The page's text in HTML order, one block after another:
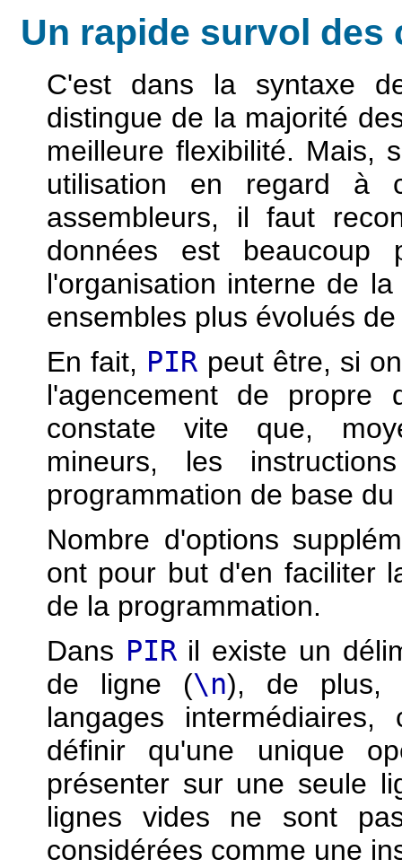
Un rapide survol
C'est dans la syntaxe
distingue de la majorité
meilleure flexibilité. Mais,
utilisation en regard
assembleurs, il faut
données est
l'organisation interne de
ensembles plus évolués
En fait, PIR peut être, si
l'agencement de
constate vite que,
mineurs, les
programmation de base
Nombre d'options
ont pour but d'en faciliter
de la programmation.
Dans PIRil existe un
de ligne (\n), de plus,
langages
définir qu'une unique
présenter sur une seule
lignes vides ne sont
considérées comme une